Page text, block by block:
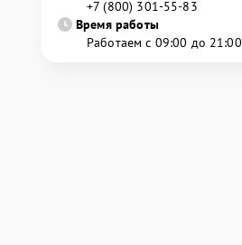
+7 (800) 301-55-83
Время работы
Работаем с 09:00 до 21:00